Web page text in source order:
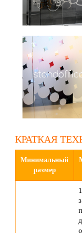
КРАТКАЯ
Минимальный
размер